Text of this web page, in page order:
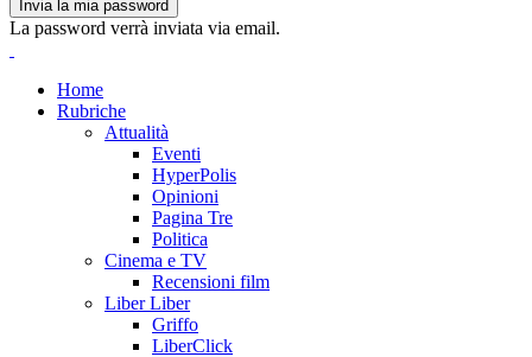
La password verrà inviata via email.
Home
Rubriche
Attualità
Eventi
HyperPolis
Opinioni
Pagina Tre
Politica
Cinema e TV
Recensioni film
Liber Liber
Griffo
LiberClick